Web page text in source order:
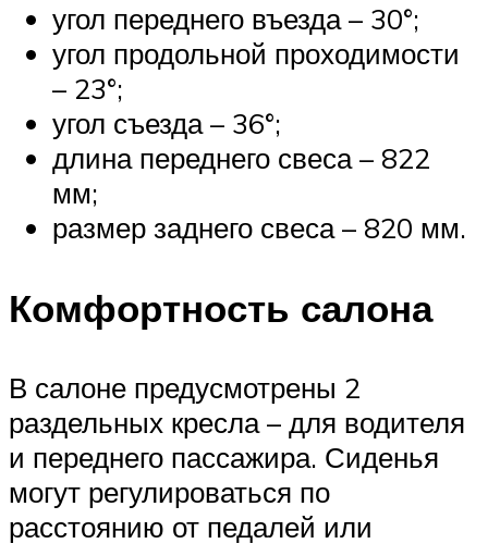
угол переднего въезда – 30°;
угол продольной проходимости
– 23°;
угол съезда – 36°;
длина переднего свеса – 822
мм;
размер заднего свеса – 820 мм.
Комфортность салона
В салоне предусмотрены 2
раздельных кресла – для водителя
и переднего пассажира. Сиденья
могут регулироваться по
расстоянию от педалей или